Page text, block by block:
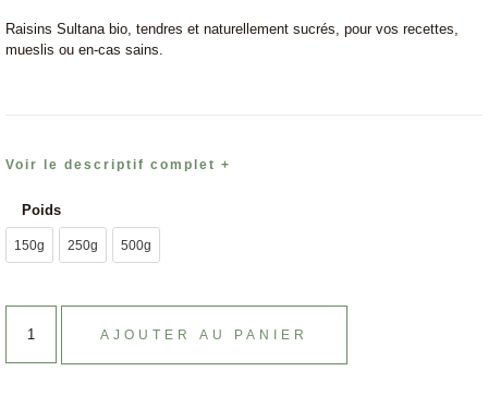
Raisins Sultana bio, tendres et naturellement sucrés, pour vos recettes,
mueslis ou en-cas sains.
Voir le descriptif complet +
Poids
150g 250g 500g
AJOUTER AU PANIER